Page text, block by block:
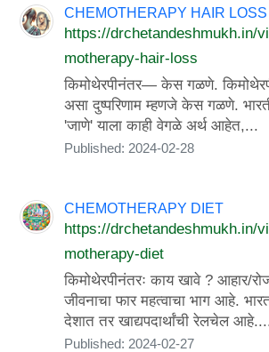
CHEMOTHERAPY HAIR LOSS
https://drchetandeshmukh.in/
motherapy-hair-loss
किमोथेरपीनंतर— केस गळणे.
असा दुष्परिणाम म्हणजे केस गळणे.
'जाणे' याला काही वेगळे अर्थ आहेत,...
Published: 2024-02-28
CHEMOTHERAPY DIET
https://drchetandeshmukh.in/
motherapy-diet
किमोथेरपीनंतरः काय खावे ? आहार/
जीवनाचा फार महत्वाचा भाग आहे.
देशात तर खाद्यपदार्थांची रेलचेल
Published: 2024-02-27